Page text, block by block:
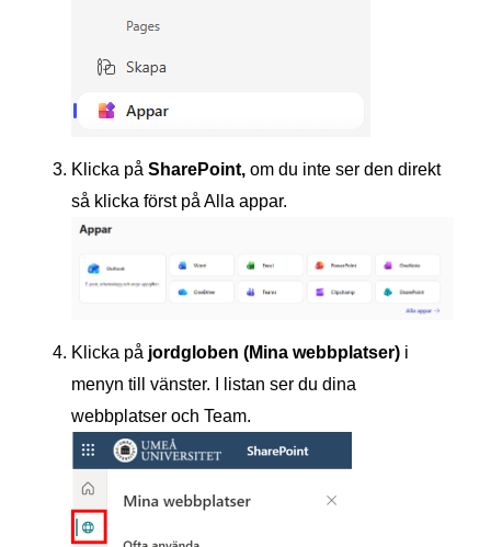
Klicka på SharePoint,om du inte ser den direkt
så klicka först på Alla appar.
Klicka på jordgloben (Mina webbplatser)i
menyn till vänster. I listan ser du dina
webbplatser och Team.